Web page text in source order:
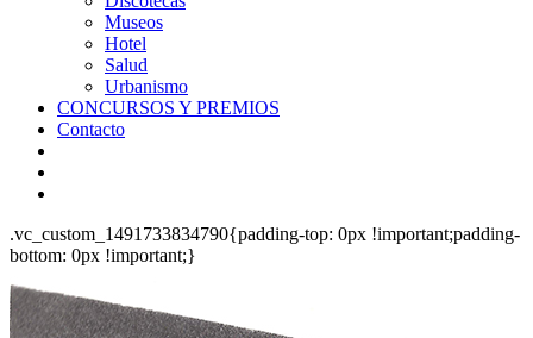
Museos
Hotel
Salud
Urbanismo
CONCURSOS Y PREMIOS
Contacto
.vc_custom_1491733834790{padding-top: 0px !important;padding-
bottom: 0px !important;}